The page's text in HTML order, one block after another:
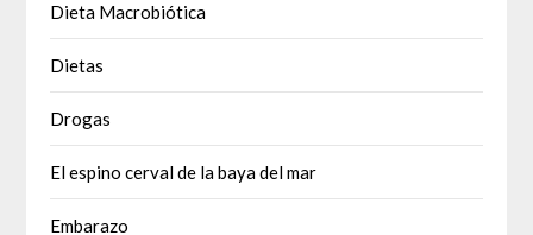
Dieta Macrobiótica
Dietas
Drogas
El espino cerval de la baya del mar
Embarazo